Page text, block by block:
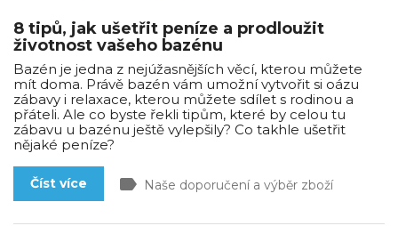
8 tipů, jak ušetřit peníze a prodloužit
životnost vašeho bazénu
Bazén je jedna z nejúžasnějších věcí, kterou můžete
mít doma. Právě bazén vám umožní vytvořit si oázu
zábavy i relaxace, kterou můžete sdílet s rodinou a
přáteli. Ale co byste řekli tipům, které by celou tu
zábavu u bazénu ještě vylepšily? Co takhle ušetřit
nějaké peníze?
Číst více label Naše doporučení a výběr zboží